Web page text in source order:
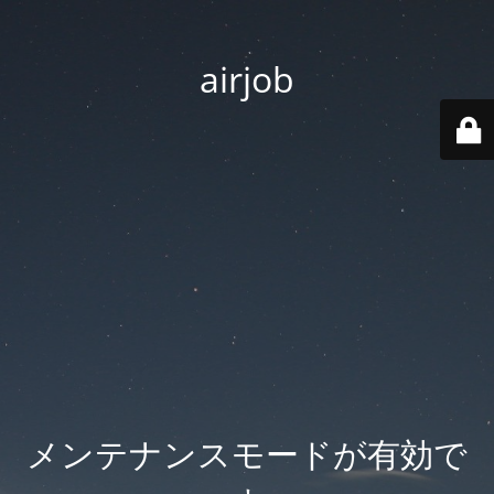
airjob
メンテナンスモードが有効で